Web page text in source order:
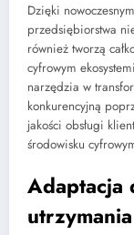
Dzięki
przedsiębiorstwa
również tworzą
cyfrowym
narzędzia w
konkurencyjną
jakości obsługi
środowisku
Adaptacja